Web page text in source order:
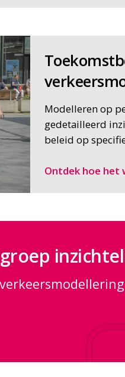
Modelleren op
gedetailleerd
beleid op
Ontdek hoe het